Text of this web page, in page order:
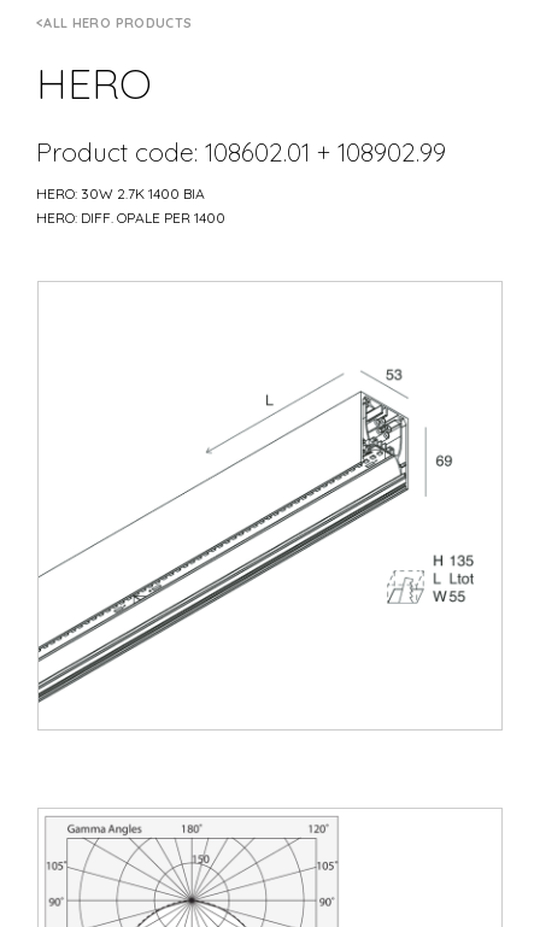
ALL HERO PRODUCTS
HERO
Product code: 108602.01 + 108902.99
HERO: 30W 2.7K 1400 BIA
HERO: DIFF. OPALE PER 1400